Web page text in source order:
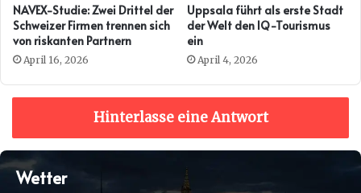
NAVEX-Studie: Zwei Drittel der
Schweizer Firmen trennen sich
von riskanten Partnern
April 16, 2026
Uppsala führt als erste Stadt
der Welt den IQ-Tourismus
ein
April 4, 2026
Hinterlasse eine Antwort
Wetter